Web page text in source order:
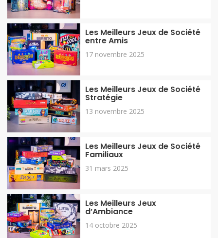
17 novembre 2025
13 novembre 2025
31 mars 2025
14 octobre 2025